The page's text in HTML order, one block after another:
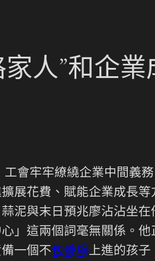
人”和企業
會牢牢繚繞企業中間義
展花費、賦能企業成長
泥與末日預兆廖沾沾坐
」這兩個詞毫無關係。
一個不包養網上進的孩子